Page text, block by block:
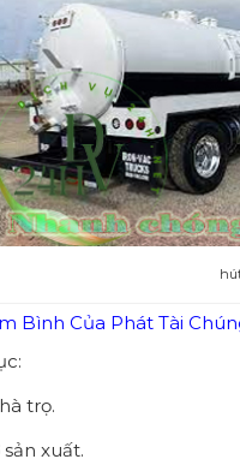
Bình Của Phát Tài
trọ.
xuất.